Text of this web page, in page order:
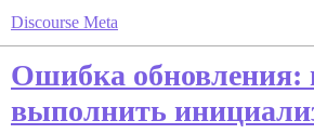
Discourse Meta
Ошибка обновления:
выполнить